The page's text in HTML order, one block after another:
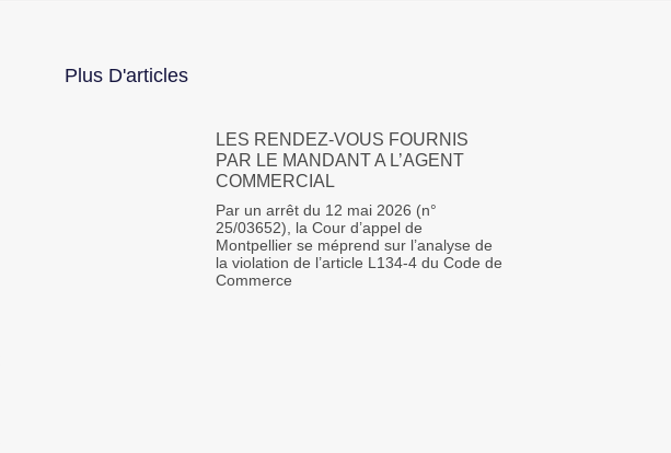
Plus D'articles
LES RENDEZ-VOUS FOURNIS
PAR LE MANDANT A L’AGENT
COMMERCIAL
Par un arrêt du 12 mai 2026 (n°
25/03652), la Cour d’appel de
Montpellier se méprend sur l’analyse de
la violation de l’article L134-4 du Code de
Commerce